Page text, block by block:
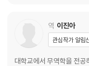
역 이진아
관심작가 알림
대학교에서 무역학을 전공